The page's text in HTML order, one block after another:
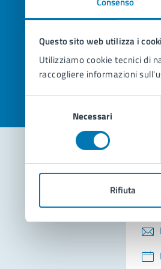
Questo sito web utilizza i
Utilizziamo cookie tecnici di
raccogliere informazioni
consenso
Necessari
Rifiuta